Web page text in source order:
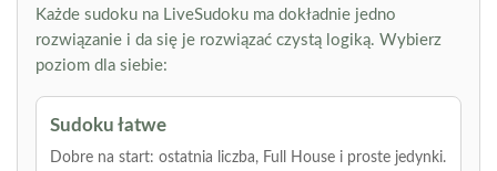
Każde sudoku na LiveSudoku ma dokładnie jedno
rozwiązanie i da się je rozwiązać czystą logiką. Wybierz
poziom dla siebie:
Sudoku łatwe
Dobre na start: ostatnia liczba, Full House i proste jedynki.